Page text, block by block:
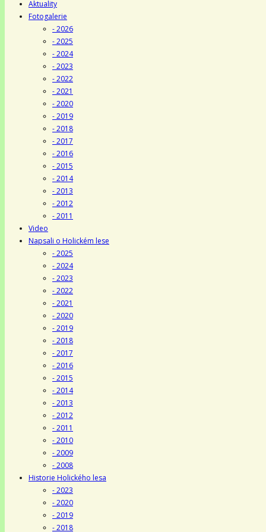
Aktuality
Fotogalerie
- 2026
- 2025
- 2024
- 2023
- 2022
- 2021
- 2020
- 2019
- 2018
- 2017
- 2016
- 2015
- 2014
- 2013
- 2012
- 2011
Video
Napsali o Holickém lese
- 2025
- 2024
- 2023
- 2022
- 2021
- 2020
- 2019
- 2018
- 2017
- 2016
- 2015
- 2014
- 2013
- 2012
- 2011
- 2010
- 2009
- 2008
Historie Holického lesa
- 2023
- 2020
- 2019
- 2018